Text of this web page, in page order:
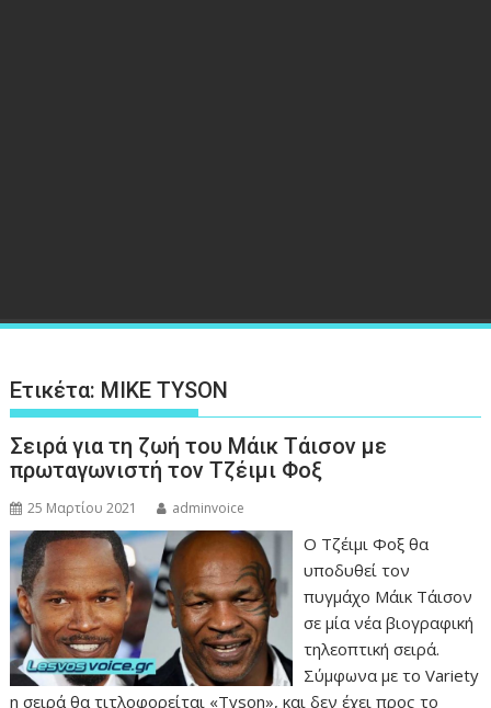
Ετικέτα: MIKE TYSON
Σειρά για τη ζωή του Μάικ Τάισον με
πρωταγωνιστή τον Τζέιμι Φοξ
25 Μαρτίου 2021 adminvoice
Ο Τζέιμι Φοξ θα
υποδυθεί τον
πυγμάχο Μάικ Τάισον
σε μία νέα βιογραφική
τηλεοπτική σειρά.
Σύμφωνα με το Variety
η σειρά θα τιτλοφορείται «Tyson», και δεν έχει προς το